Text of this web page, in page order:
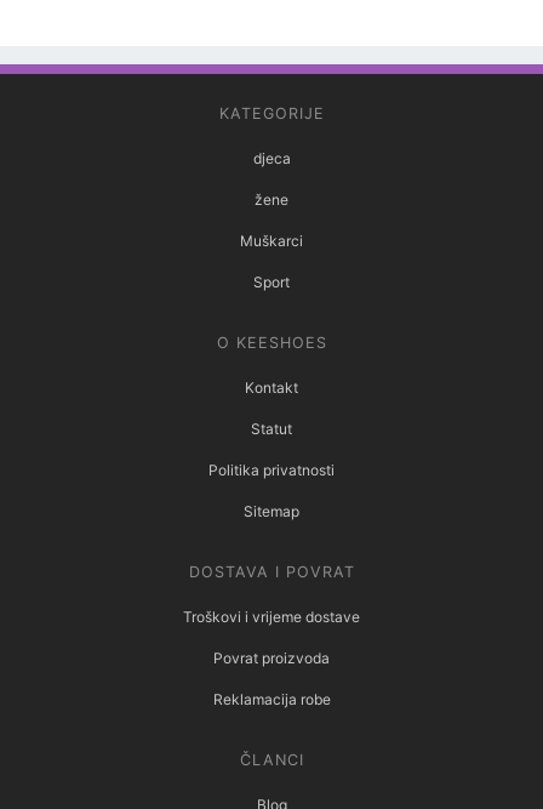
KATEGORIJE
djeca
žene
Muškarci
Sport
O KEESHOES
Kontakt
Statut
Politika privatnosti
Sitemap
DOSTAVA I POVRAT
Troškovi i vrijeme dostave
Povrat proizvoda
Reklamacija robe
ČLANCI
Blog